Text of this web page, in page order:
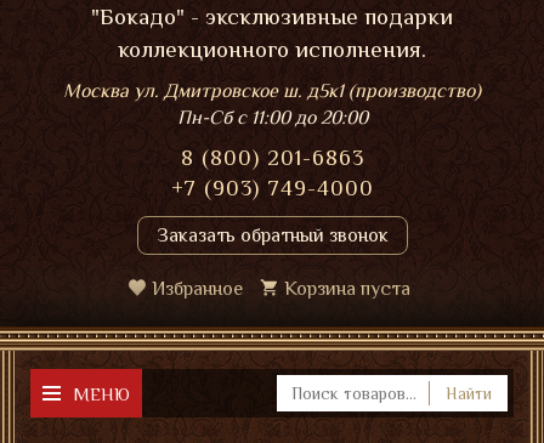
"Бокадо" - эксклюзивные подарки
коллекционного исполнения.
Москва ул. Дмитровское ш. д5к1 (производство)
Пн-Сбс 11:00 до 20:00
8 (800) 201-6863
+7 (903) 749-4000
Заказать обратный звонок
Избранное Корзина пуста
МЕНЮ Найти